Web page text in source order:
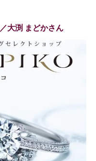
大渕 まどかさん